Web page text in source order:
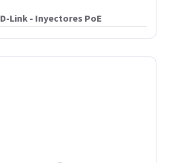
D-Link - Inyectores PoE